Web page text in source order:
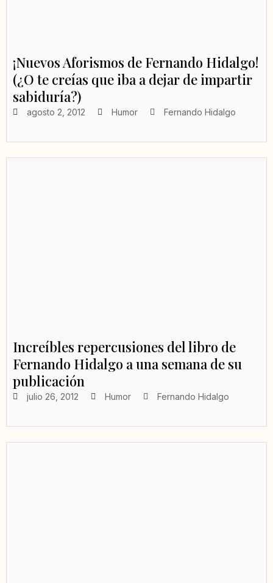
¡Nuevos Aforismos de Fernando Hidalgo!
(¿O te creías que iba a dejar de impartir
sabiduría?)
agosto 2, 2012 Humor Fernando Hidalgo
Increíbles repercusiones del libro de
Fernando Hidalgo a una semana de su
publicación
julio 26, 2012 Humor Fernando Hidalgo